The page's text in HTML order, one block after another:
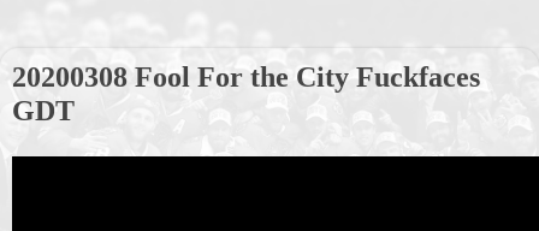
20200308 Fool For the City Fuckfaces
GDT